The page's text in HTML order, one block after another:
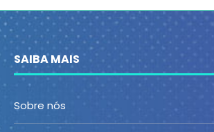
SAIBA MAIS
Sobre nós